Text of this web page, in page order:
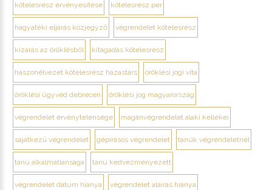
kötelesrész érvényesítése kötelesrész per
hagyatéki eljárás közjegyző végrendelet kötelesrész
kizárás az öröklésből kitagadás kötelesrész
haszonélvezet kötelesrész házastárs öröklési jogi vita
öröklési ügyvéd debrecen öröklési jog magyarország
végrendelet érvénytelensége magánvégrendelet alaki kellékei
sajátkezű végrendelet gépírásos végrendelet tanúk végrendeletnél
tanú alkalmatlansága tanú kedvezményezett
végrendelet dátum hiánya végrendelet aláírás hiánya